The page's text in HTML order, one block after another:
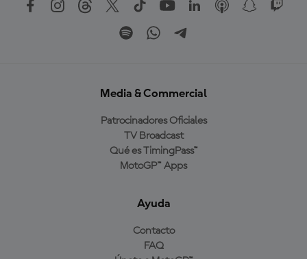
Media & Commercial
Patrocinadores Oficiales
TV Broadcast
Qué es TimingPass™
MotoGP™ Apps
Ayuda
Contacto
FAQ